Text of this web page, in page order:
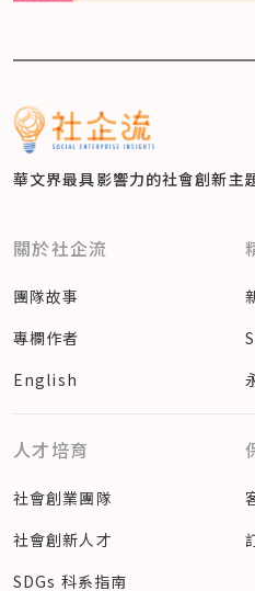
華文界最具影響力的社會創新主
關於社企流
團隊故事
專欄作者
English
人才培育
社會創業團隊
社會創新人才
SDGs 科系指南